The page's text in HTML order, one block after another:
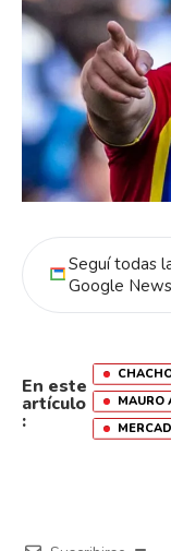
Seguí todas
Google News
En este
artículo
:
MAURO